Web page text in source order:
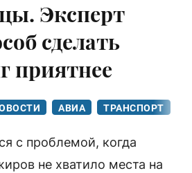
Эксперт
сделать
приятнее
АВИА ТРАНСПОРТ
с проблемой, когда
не хватило места на